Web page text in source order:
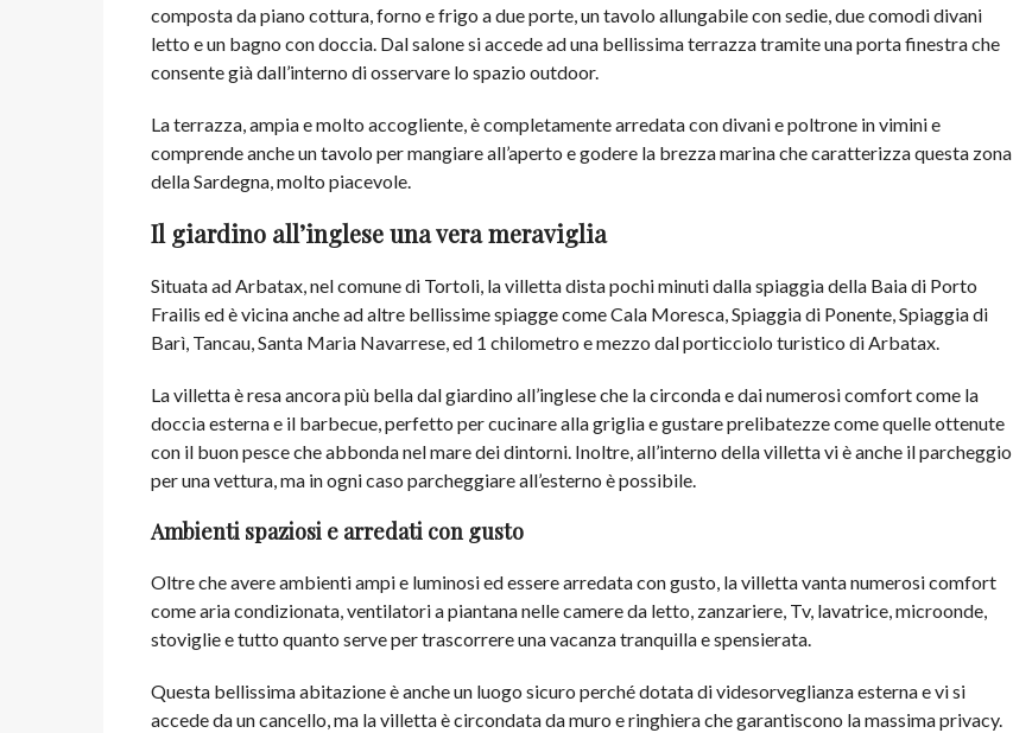
composta da piano cottura, forno e frigo a due porte, un tavolo allungabile con sedie, due comodi divani
letto e un bagno con doccia. Dal salone si accede ad una bellissima terrazza tramite una porta finestra che
consente già dall’interno di osservare lo spazio outdoor.
La terrazza, ampia e molto accogliente, è completamente arredata con divani e poltrone in vimini e
comprende anche un tavolo per mangiare all’aperto e godere la brezza marina che caratterizza questa zona
della Sardegna, molto piacevole.
Il giardino all’inglese una vera meraviglia
Situata ad Arbatax, nel comune di Tortoli, la villetta dista pochi minuti dalla spiaggia della Baia di Porto
Frailis ed è vicina anche ad altre bellissime spiagge come Cala Moresca, Spiaggia di Ponente, Spiaggia di
Barì, Tancau, Santa Maria Navarrese, ed 1 chilometro e mezzo dal porticciolo turistico di Arbatax.
La villetta è resa ancora più bella dal giardino all’inglese che la circonda e dai numerosi comfort come la
doccia esterna e il barbecue, perfetto per cucinare alla griglia e gustare prelibatezze come quelle ottenute
con il buon pesce che abbonda nel mare dei dintorni. Inoltre, all’interno della villetta vi è anche il parcheggio
per una vettura, ma in ogni caso parcheggiare all’esterno è possibile.
Ambienti spaziosi e arredati con gusto
Oltre che avere ambienti ampi e luminosi ed essere arredata con gusto, la villetta vanta numerosi comfort
come aria condizionata, ventilatori a piantana nelle camere da letto, zanzariere, Tv, lavatrice, microonde,
stoviglie e tutto quanto serve per trascorrere una vacanza tranquilla e spensierata.
Questa bellissima abitazione è anche un luogo sicuro perché dotata di videsorveglianza esterna e vi si
accede da un cancello, ma la villetta è circondata da muro e ringhiera che garantiscono la massima privacy.